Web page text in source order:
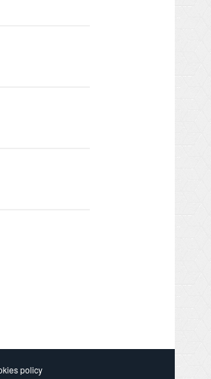
policy